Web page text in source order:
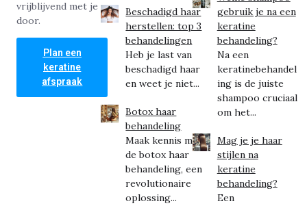
vrijblijvend met je
door.
Plan een
keratine
afspraak
Beschadigd haar
herstellen: top 3
behandelingen
Heb je last van
beschadigd haar
en weet je niet...
Botox haar
behandeling
Maak kennis met
de botox haar
behandeling, een
revolutionaire
oplossing...
gebruik je na een
keratine
behandeling?
Na een
keratinebehandel
ing is de juiste
shampoo cruciaal
om het...
Mag je je haar
stijlen na
keratine
behandeling?
Een